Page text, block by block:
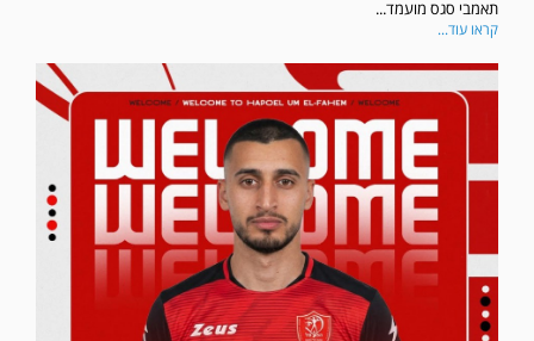
תאמבי סגס מועמד...
קראו עוד...